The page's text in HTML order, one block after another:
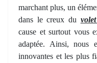
marchant plus, un
dans le creux du
cause et surtout vous
adaptée. Ainsi, nous
innovantes et les plus